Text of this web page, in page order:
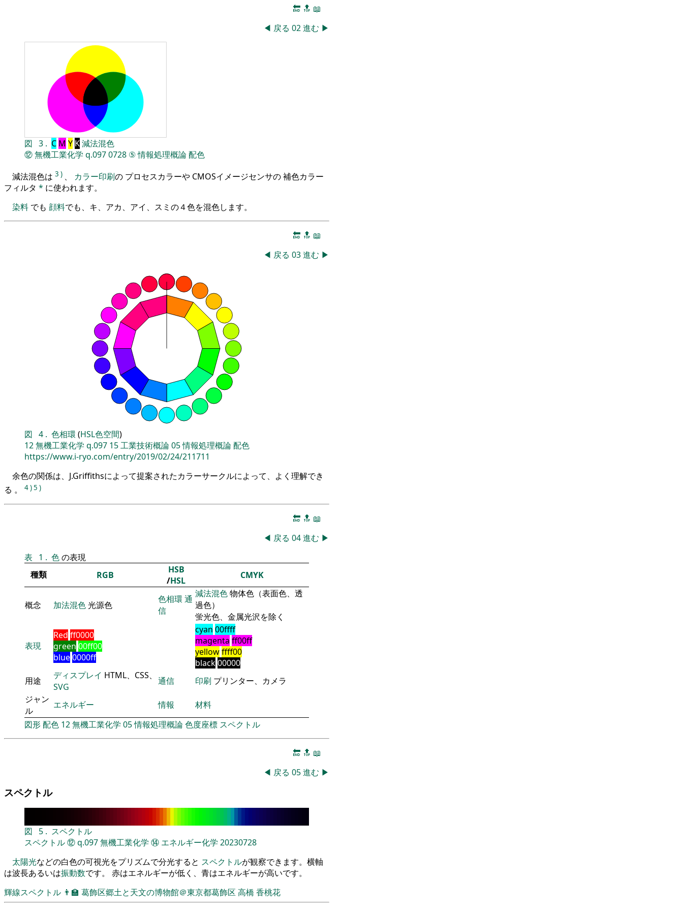
🔚 🔝 📖
◀ 戻る 02進む ▶
図 3 . C M Y K減法混色
⑫無機工業化学 q.0970728 ⑤情報処理概論配色
減法混色は 3 ) 、 カラー印刷の プロセスカラーや CMOSイメージセンサの 補色カラー
フィルタ * に使われます。
染料 でも 顔料でも、キ、アカ、アイ、スミの４色を混色します。
🔚 🔝 📖
◀ 戻る 03進む ▶
図 4 . 色相環 (HSL色空間)
12無機工業化学 q.097 15工業技術概論05情報処理概論配色
https://www.i-ryo.com/entry/2019/02/24/211711
余色の関係は、J.Griffithsによって提案されたカラーサークルによって、よく理解でき
る 。
4)5 )
🔚 🔝 📖
◀ 戻る 04進む ▶
表
1 . 色の表現
種類
RGB
HSB
/HSL CMYK
概念 加法混色光源色
色相環 通
信
減法混色物体色（表面色、透
過色）
蛍光色、金属光沢を除く
表現
Red ff0000
green 00ff00
blue0000ff
cyan 00ffff
magenta ff00ff
yellowffff00
black00000
用途
ディスプレイ HTML、CSS、
SVG
通信 印刷 プリンター、カメラ
ジャン
ル
エネルギー 情報
材料
図形配色 12無機工業化学 05情報処理概論色度座標 スペクトル
🔚 🔝 📖
◀ 戻る 05進む ▶
スペクトル
図 5 . スペクトル
スペクトル⑫q.097無機工業化学 ⑭ エネルギー化学 20230728
太陽光などの白色の可視光をプリズムで分光すると スペクトルが観察できます。横軸
は波長あるいは振動数です。 赤はエネルギーが低く、青はエネルギーが高いです。
輝線スペクトル 👨‍🏫 葛飾区郷土と天文の博物館＠東京都葛飾区 高橋 香桃花